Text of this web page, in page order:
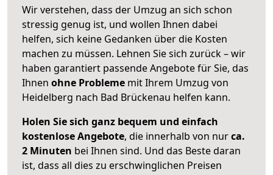
Wir verstehen, dass der Umzug an sich schon
stressig genug ist, und wollen Ihnen dabei
helfen, sich keine Gedanken über die Kosten
machen zu müssen. Lehnen Sie sich zurück – wir
haben garantiert passende Angebote für Sie, das
Ihnen ohne Probleme mit Ihrem Umzug von
Heidelberg nach Bad Brückenau helfen kann.
Holen Sie sich ganz bequem und einfach
kostenlose Angebote, die innerhalb von nurca.
2 Minuten bei Ihnen sind. Und das Beste daran
ist, dass all dies zu erschwinglichen Preisen